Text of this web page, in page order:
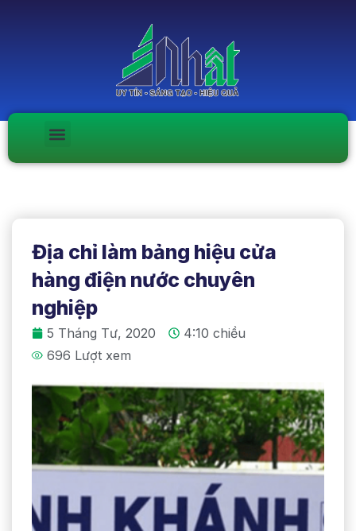
Địa chỉ làm bảng hiệu cửa
hàng điện nước chuyên
nghiệp
5 Tháng Tư, 2020
4:10 chiều
696 Lượt xem